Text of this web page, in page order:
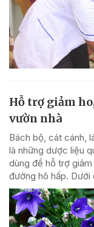
Hỗ trợ giảm
vườn nhà
Bách bộ, cát cánh,
là những dược liệu
dùng để hỗ trợ
đường hô hấp. Dưới